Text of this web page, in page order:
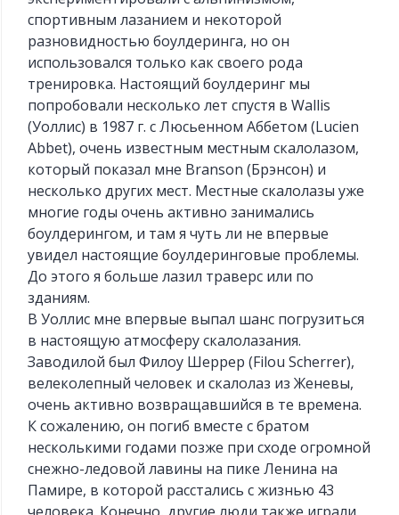
спортивным лазанием и некоторой
разновидностью боулдеринга, но он
использовался только как своего рода
тренировка. Настоящий боулдеринг мы
попробовали несколько лет спустя в Wallis
(Уоллис) в 1987 г. с Люсьенном Аббетом (Lucien
Abbet), очень известным местным скалолазом,
который показал мне Branson (Брэнсон) и
несколько других мест. Местные скалолазы уже
многие годы очень активно занимались
боулдерингом, и там я чуть ли не впервые
увидел настоящие боулдеринговые проблемы.
До этого я больше лазил траверс или по
зданиям.
В Уоллис мне впервые выпал шанс погрузиться
в настоящую атмосферу скалолазания.
Заводилой был Филоу Шеррер (Filou Scherrer),
велеколепный человек и скалолаз из Женевы,
очень активно возвращавшийся в те времена.
К сожалению, он погиб вместе с братом
несколькими годами позже при сходе огромной
снежно-ледовой лавины на пике Ленина на
Памире, в которой расстались с жизнью 43